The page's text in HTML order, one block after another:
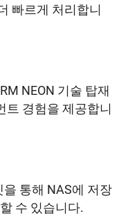
빠르게 처리합니
NEON 기술 탑재
트 경험을 제공합니
통해 NAS에 저장
수 있습니다.